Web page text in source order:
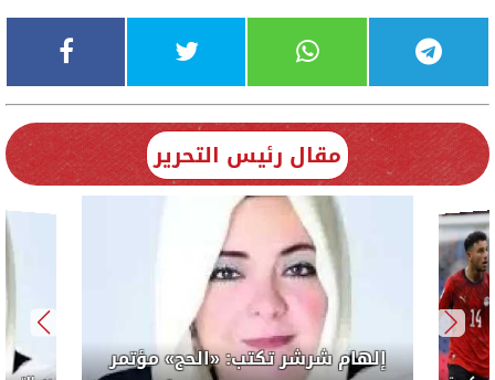
مقال رئيس التحرير
إلهام شرشر تكتب: «الحج» مؤتمر